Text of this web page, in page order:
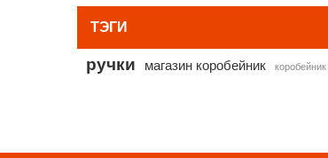
ТЭГИ
ручки магазин коробейник